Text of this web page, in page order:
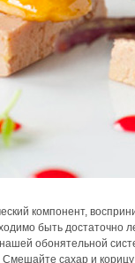
компонент,
быть достаточно
обонятельной
сахар и